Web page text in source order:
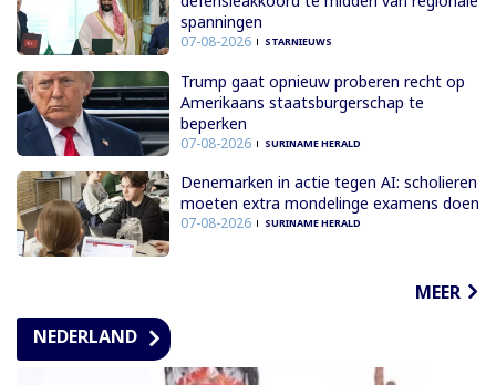
spanningen
07-08-2026 STARNIEUWS
Trump gaat opnieuw proberen recht op
Amerikaans staatsburgerschap te
beperken
07-08-2026 SURINAME HERALD
Denemarken in actie tegen AI: scholieren
moeten extra mondelinge examens doen
07-08-2026 SURINAME HERALD
MEER
NEDERLAND